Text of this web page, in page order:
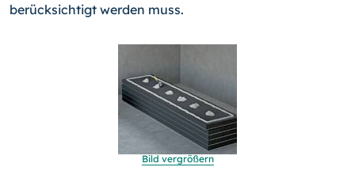
berücksichtigt werden muss.
Bild vergrößern